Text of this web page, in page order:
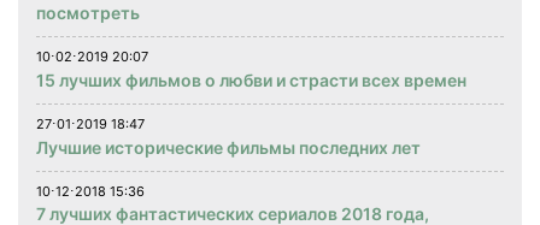
посмотреть
10⋅02⋅2019 20:07
15 лучших фильмов о любви и страсти всех времен
27⋅01⋅2019 18:47
Лучшие исторические фильмы последних лет
10⋅12⋅2018 15:36
7 лучших фантастических сериалов 2018 года,